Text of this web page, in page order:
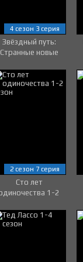
Звёздный путь:
Странные новые
4 сезон 3 серия
Сто лет
1-2
2 сезон 7 серия